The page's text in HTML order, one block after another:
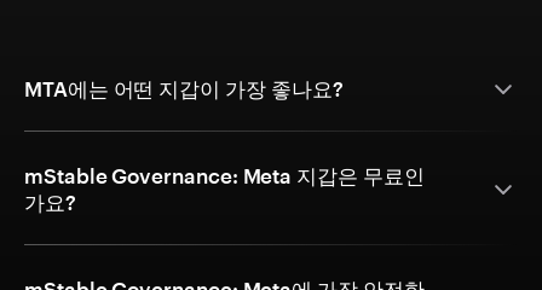
MTA에는 어떤 지갑이 가장 좋나요?
mStable Governance: Meta 지갑은 무료인
가요?